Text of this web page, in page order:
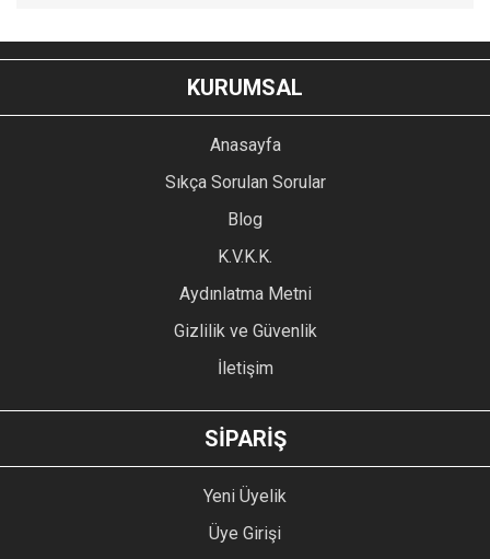
YORUM YAZ
Bu ürünün fiyat bilgisi, resim, ürün açıklamalarında ve diğer
konularda yetersiz gördüğünüz noktaları öneri formunu
kullanarak tarafımıza iletebilirsiniz.
Ürün resmi kalitesiz, bozuk veya görüntülenemiyor.
Ürün açıklamasında eksik bilgiler bulunuyor.
Ürün bilgilerinde hatalar bulunuyor.
Ürün fiyatı diğer sitelerden daha pahalı.
GÖNDER
KURUMSAL
Anasayfa
Sıkça Sorulan Sorular
Blog
K.V.K.K.
Aydınlatma Metni
Gizlilik ve Güvenlik
İletişim
SİPARİŞ
Yeni Üyelik
Üye Girişi